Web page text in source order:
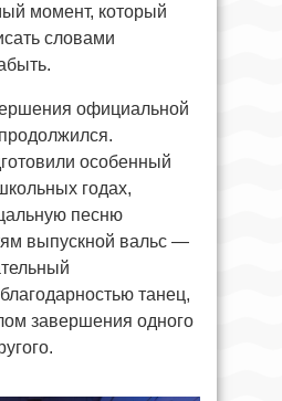
момент, который
словами
официальной
особенный
годах,
песню
выпускной вальс —
танец,
завершения одного